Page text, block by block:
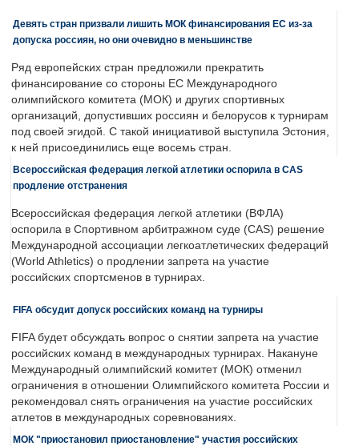
Девять стран призвали лишить МОК финансирования ЕС из-за
допуска россиян, но они очевидно в меньшинстве
Ряд европейских стран предложили прекратить
финансирование со стороны ЕС Международного
олимпийского комитета (МОК) и других спортивных
организаций, допустивших россиян и белорусов к турнирам
под своей эгидой. С такой инициативой выступила Эстония,
к ней присоединились еще восемь стран.
Всероссийская федерация легкой атлетики оспорила в CAS
продление отстранения
Всероссийская федерация легкой атлетики (ВФЛА)
оспорила в Спортивном арбитражном суде (CAS) решение
Международной ассоциации легкоатлетических федераций
(World Athletics) о продлении запрета на участие
российских спортсменов в турнирах.
FIFA обсудит допуск российских команд на турниры
FIFA будет обсуждать вопрос о снятии запрета на участие
российских команд в международных турнирах. Накануне
Международный олимпийский комитет (МОК) отменил
ограничения в отношении Олимпийского комитета России и
рекомендовал снять ограничения на участие российских
атлетов в международных соревнованиях.
МОК "приостановил приостановление" участия российских